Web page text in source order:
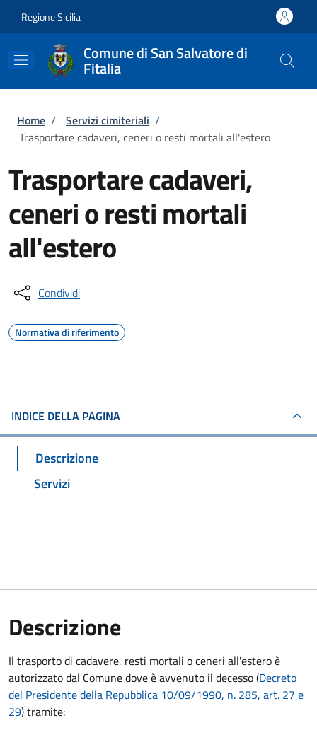
Regione Sicilia
Comune di San Salvatore di
Fitalia
Briciole di pane
Home / Servizi cimiteriali /
Trasportare cadaveri, ceneri o resti mortali all'estero
Trasportare cadaveri,
ceneri o resti mortali
all'estero
Condividi
Normativa di riferimento
INDICE DELLA PAGINA
Descrizione
Servizi
Descrizione
Il trasporto di cadavere, resti mortali o ceneri all'estero è
autorizzato dal Comune dove è avvenuto il decesso (Decreto
del Presidente della Repubblica 10/09/1990, n. 285, art. 27 e
29) tramite: